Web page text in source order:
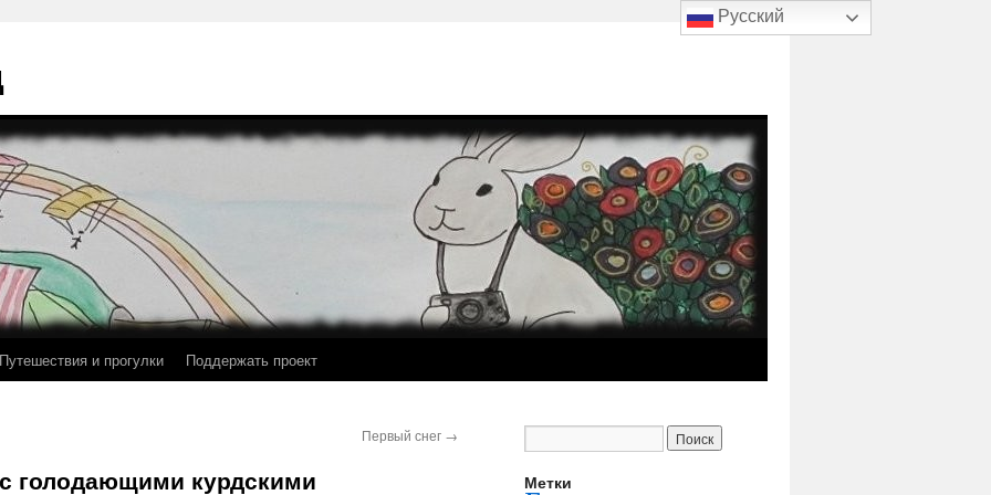
Путешествия и прогулки Поддержать проект
Первый снег →
голодающими курдскими
Метки
Русский